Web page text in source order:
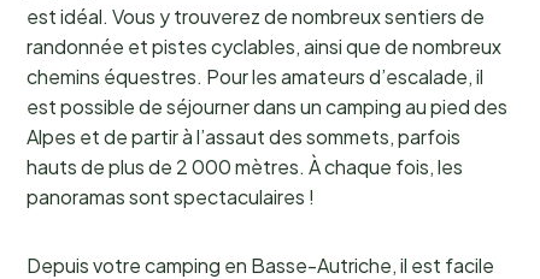
est idéal. Vous y trouverez de nombreux sentiers de
randonnée et pistes cyclables, ainsi que de nombreux
chemins équestres. Pour les amateurs d’escalade, il
est possible de séjourner dans un camping au pied des
Alpes et de partir à l’assaut des sommets, parfois
hauts de plus de 2 000 mètres. À chaque fois, les
panoramas sont spectaculaires !
Depuis votre camping en Basse-Autriche, il est facile